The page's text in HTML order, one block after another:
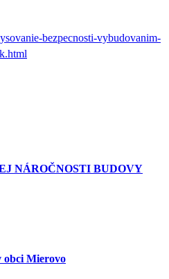
bezpecnosti-vybudovanim-
NÁROČNOSTI BUDOVY
obci Mierovo